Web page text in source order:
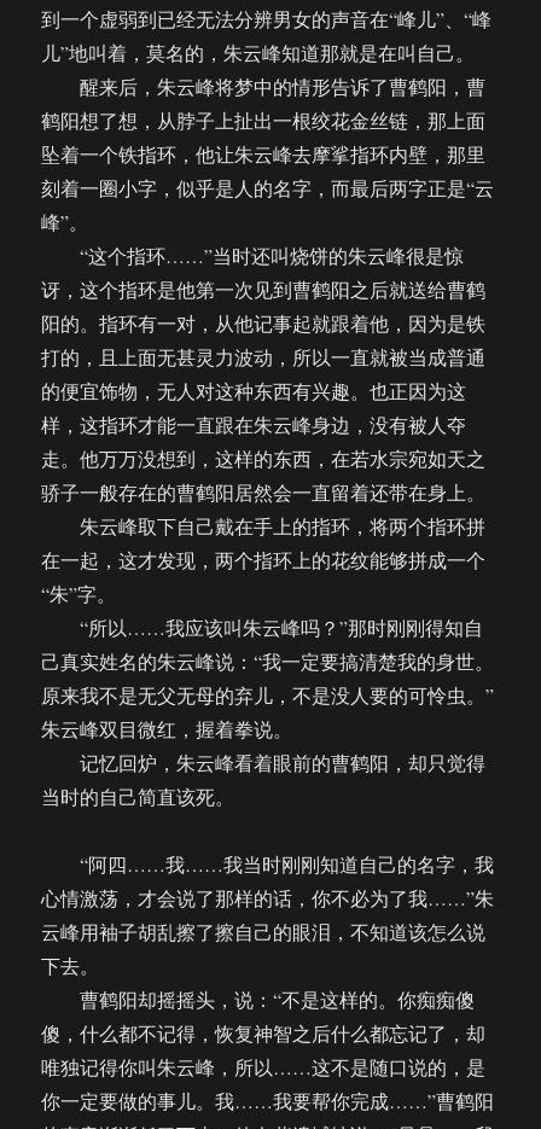
到一个虚弱到已经无法分辨男女的声音在“峰儿”、“峰
儿”地叫着，莫名的，朱云峰知道那就是在叫自己。
醒来后，朱云峰将梦中的情形告诉了曹鹤阳，曹
鹤阳想了想，从脖子上扯出一根绞花金丝链，那上面
坠着一个铁指环，他让朱云峰去摩挲指环内壁，那里
刻着一圈小字，似乎是人的名字，而最后两字正是“云
峰”。
“这个指环……”当时还叫烧饼的朱云峰很是惊
讶，这个指环是他第一次见到曹鹤阳之后就送给曹鹤
阳的。指环有一对，从他记事起就跟着他，因为是铁
打的，且上面无甚灵力波动，所以一直就被当成普通
的便宜饰物，无人对这种东西有兴趣。也正因为这
样，这指环才能一直跟在朱云峰身边，没有被人夺
走。他万万没想到，这样的东西，在若水宗宛如天之
骄子一般存在的曹鹤阳居然会一直留着还带在身上。
朱云峰取下自己戴在手上的指环，将两个指环拼
在一起，这才发现，两个指环上的花纹能够拼成一个
“朱”字。
“所以……我应该叫朱云峰吗？”那时刚刚得知自
己真实姓名的朱云峰说：“我一定要搞清楚我的身世。
原来我不是无父无母的弃儿，不是没人要的可怜虫。”
朱云峰双目微红，握着拳说。
记忆回炉，朱云峰看着眼前的曹鹤阳，却只觉得
当时的自己简直该死。
“阿四……我……我当时刚刚知道自己的名字，我
心情激荡，才会说了那样的话，你不必为了我……”朱
云峰用袖子胡乱擦了擦自己的眼泪，不知道该怎么说
下去。
曹鹤阳却摇摇头，说：“不是这样的。你痴痴傻
傻，什么都不记得，恢复神智之后什么都忘记了，却
唯独记得你叫朱云峰，所以……这不是随口说的，是
你一定要做的事儿。我……我要帮你完成……”曹鹤阳